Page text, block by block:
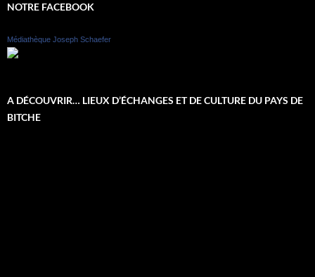
NOTRE FACEBOOK
Médiathèque Joseph Schaefer
A DÉCOUVRIR… LIEUX D’ÉCHANGES ET DE CULTURE DU PAYS DE
BITCHE